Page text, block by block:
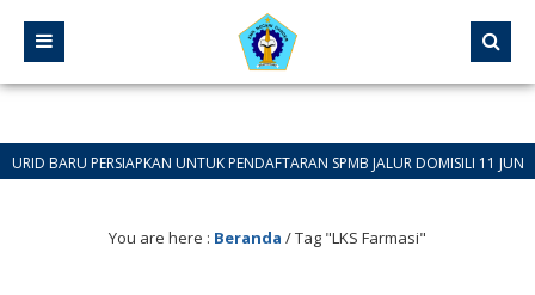
PERSIAPKAN UNTUK PENDAFTARAN SPMB JALUR DOMISILI 11 JUNI 2026
You are here : Beranda /Tag "LKS Farmasi"